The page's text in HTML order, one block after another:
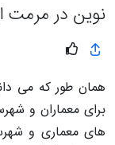
نوین در مرمت
همان طور که می
برای معماران و
های معماری و